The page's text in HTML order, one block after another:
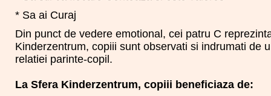
* Sa ai Curaj
Din punct de vedere emotional, cei patru C
Kinderzentrum, copiii sunt observati si indrumati de
relatiei parinte-copil.
La Sfera Kinderzentrum, copiii beneficiaza de: